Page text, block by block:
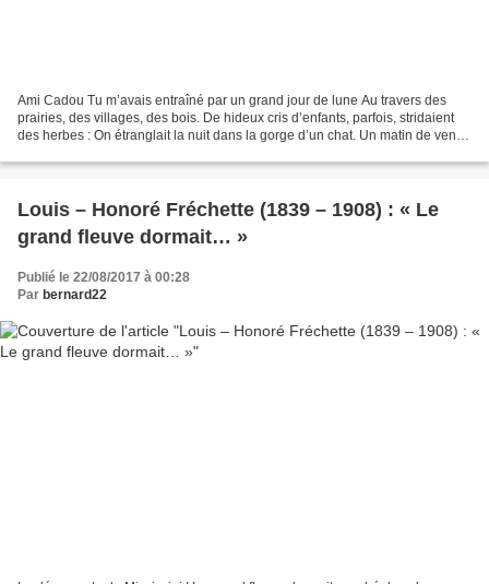
Ami Cadou Tu m’avais entraîné par un grand jour de lune Au travers des
prairies, des villages, des bois. De hideux cris d’enfants, parfois, stridaient
des herbes : On étranglait la nuit dans la gorge d’un chat. Un matin de vent
Louis – Honoré Fréchette (1839 – 1908) : « Le
grand fleuve dormait… »
Publié le 22/08/2017 à 00:28
Par bernard22